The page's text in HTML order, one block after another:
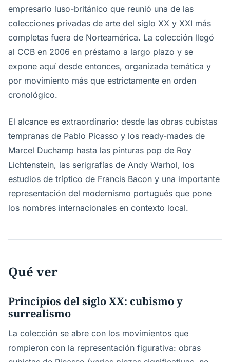
empresario luso-británico que reunió una de las
colecciones privadas de arte del siglo XX y XXI más
completas fuera de Norteamérica. La colección llegó
al CCB en 2006 en préstamo a largo plazo y se
expone aquí desde entonces, organizada temática y
por movimiento más que estrictamente en orden
cronológico.
El alcance es extraordinario: desde las obras cubistas
tempranas de Pablo Picasso y los ready-mades de
Marcel Duchamp hasta las pinturas pop de Roy
Lichtenstein, las serigrafías de Andy Warhol, los
estudios de tríptico de Francis Bacon y una importante
representación del modernismo portugués que pone
los nombres internacionales en contexto local.
Qué ver
Principios del siglo XX: cubismo y
surrealismo
La colección se abre con los movimientos que
rompieron con la representación figurativa: obras